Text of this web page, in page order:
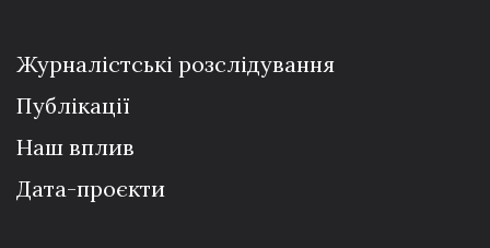
Журналістські розслідування
Публікації
Наш вплив
Дата-проєкти